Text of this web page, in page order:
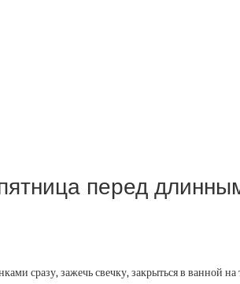
перед
сразу, зажечь свечку, закрыться в ванной